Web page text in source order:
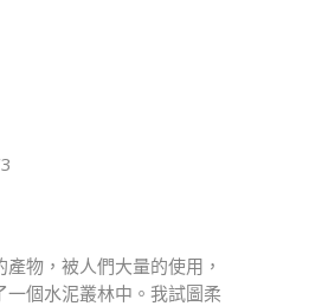
物，被人們大量的使用，
一個水泥叢林中。我試圖柔